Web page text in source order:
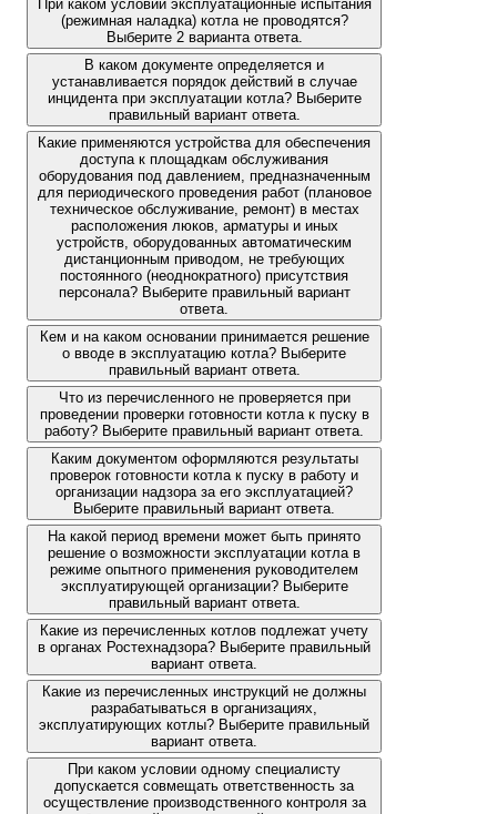
При каком условии эксплуатационные испытания
(режимная наладка) котла не проводятся?
Выберите 2 варианта ответа.
В каком документе определяется и
устанавливается порядок действий в случае
инцидента при эксплуатации котла? Выберите
правильный вариант ответа.
Какие применяются устройства для обеспечения
доступа к площадкам обслуживания
оборудования под давлением, предназначенным
для периодического проведения работ (плановое
техническое обслуживание, ремонт) в местах
расположения люков, арматуры и иных
устройств, оборудованных автоматическим
дистанционным приводом, не требующих
постоянного (неоднократного) присутствия
персонала? Выберите правильный вариант
ответа.
Кем и на каком основании принимается решение
о вводе в эксплуатацию котла? Выберите
правильный вариант ответа.
Что из перечисленного не проверяется при
проведении проверки готовности котла к пуску в
работу? Выберите правильный вариант ответа.
Каким документом оформляются результаты
проверок готовности котла к пуску в работу и
организации надзора за его эксплуатацией?
Выберите правильный вариант ответа.
На какой период времени может быть принято
решение о возможности эксплуатации котла в
режиме опытного применения руководителем
эксплуатирующей организации? Выберите
правильный вариант ответа.
Какие из перечисленных котлов подлежат учету
в органах Ростехнадзора? Выберите правильный
вариант ответа.
Какие из перечисленных инструкций не должны
разрабатываться в организациях,
эксплуатирующих котлы? Выберите правильный
вариант ответа.
При каком условии одному специалисту
допускается совмещать ответственность за
осуществление производственного контроля за